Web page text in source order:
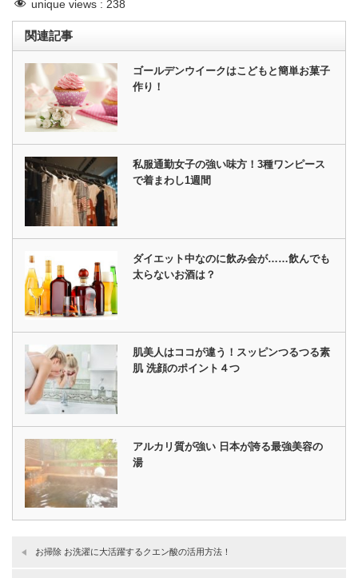
unique views : 238
関連記事
ゴールデンウイークはこどもと簡単お菓子
作り！
私服通勤女子の強い味方！3種ワンピース
で着まわし1週間
ダイエット中なのに飲み会が……飲んでも
太らないお酒は？
肌美人はココが違う！スッピンつるつる素
肌 洗顔のポイント４つ
アルカリ質が強い 日本が誇る最強美容の
湯
お掃除 お洗濯に大活躍するクエン酸の活用方法！